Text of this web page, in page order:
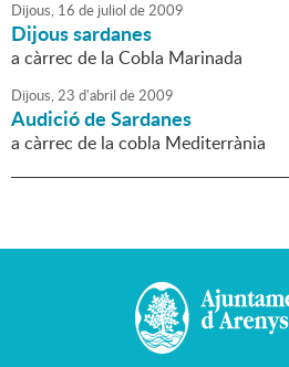
Dijous, 16 de juliol de2009
Dijous sardanes
a càrrec de la Cobla Marinada
Dijous,23 d'abril de2009
Audició de Sardanes
a càrrec de la cobla Mediterrània